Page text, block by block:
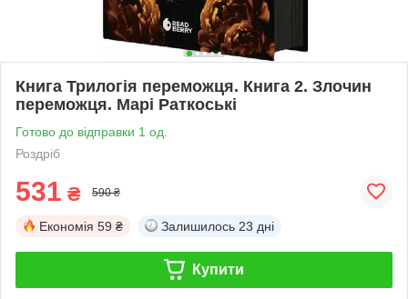
Книга Трилогія переможця. Книга 2. Злочин
переможця. Марі Раткоські
Готово до відправки 1 од.
Роздріб
531 ₴ 590 ₴
Економія 59 ₴ Залишилось 23 дні
Купити